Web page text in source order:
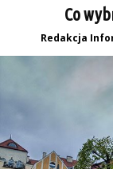
Co
Redakcja